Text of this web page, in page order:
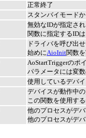
正常終了
スタンバイモードか
無効なIDが指定さ
関数に指定するIDは
ドライバを呼び出
始めにAioInit関数
AoStartTriggerのポ
パラメータには変
使用しているデバ
デバイスが動作中
この関数を使用す
他のプロセスがデ
他のプロセスがデ